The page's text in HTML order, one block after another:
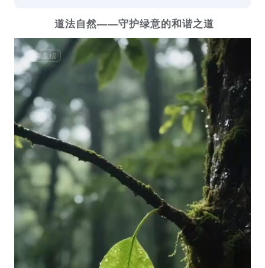
道法自然——守护绿意的和谐之道